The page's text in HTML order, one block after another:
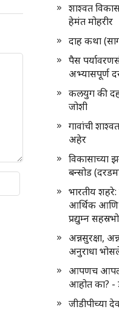
शाश्वत विकास
हेमंत मोहरीर
दाह कथा
पैस
अभ्यासपूर्ण
कलयुग की
जोशी
गावांची
अहेर
विकासाच्या
बन्सोड
भारतीय शहरे:
आर्थिक आणि
प्रद्युम्न
अन्नसुरक्षा,
अनुराधा
आपणच
आहोत का? -
जीडीपीच्या